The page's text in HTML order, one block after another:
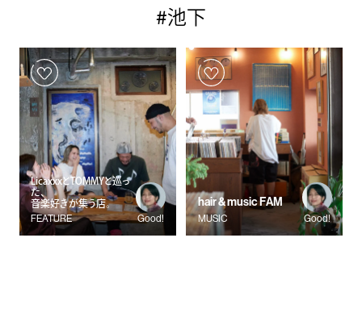
#池下
LicaxxxとTOMMYと巡っ
た、
音楽好きが集う店。
FEATURE Good!
hair & music FAM
MUSIC Good!